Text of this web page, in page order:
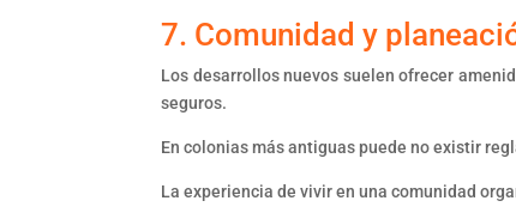
7. Comunidad y
Los desarrollos nuevos suelen ofrecer
seguros.
En colonias más antiguas puede no existir
La experiencia de vivir en una comunidad